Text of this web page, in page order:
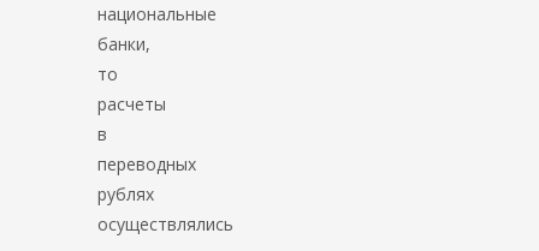
национальные
банки,
то
расчеты
в
переводных
рублях
осуществлялись